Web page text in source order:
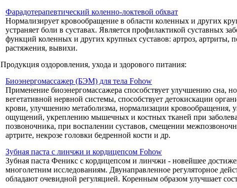
Фарадотерапевтический коленно-локтевой обхват
Нормализирует кровообращение в области коленных и других
устраняет боли в суставах. Является профилактикой суставных
функций коленных и других крупных суставов: артроз, артриты,
растяжения, вывихи.
Продукция оздоровления, ухода и здорового питания:
Биоэнергомассажер (БЭМ) для тела Fohow
Применение биоэнергомассажера способствует улучшению сна,
вегетативной нервной системы, способствует детокискации
крови, улучшению метаболизма, нормализации кровообращения,
ощущений, укреплению мышечных и костных тканей при
позвоночника, при воспалении суставов, смещении
артрите, некрозе головки бедренной кости и др.
Зубная паста с линчжи и кордицепсом Fohow
Зубная паста Феникс с кордицепсом и линчжи - новейшее
многолетним исследованиям. Двунаправленное регуляторное
обладают очевидной регуляцией. Коренным образом улучшает